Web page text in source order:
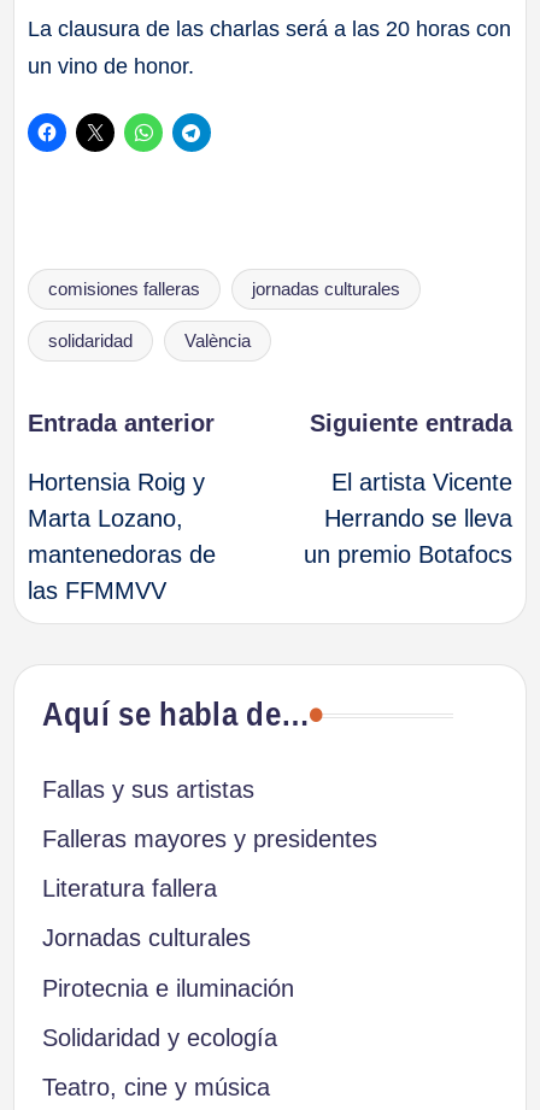
La clausura de las charlas será a las 20 horas con
un vino de honor.
Etiquetas:
comisiones falleras jornadas culturales
solidaridad València
Navegación
de
entradas
Entrada anterior
Hortensia Roig y
Marta Lozano,
mantenedoras de
las FFMMVV
Siguiente entrada
El artista Vicente
Herrando se lleva
un premio Botafocs
Aquí se habla de…
Fallas y sus artistas
Falleras mayores y presidentes
Literatura fallera
Jornadas culturales
Pirotecnia e iluminación
Solidaridad y ecología
Teatro, cine y música